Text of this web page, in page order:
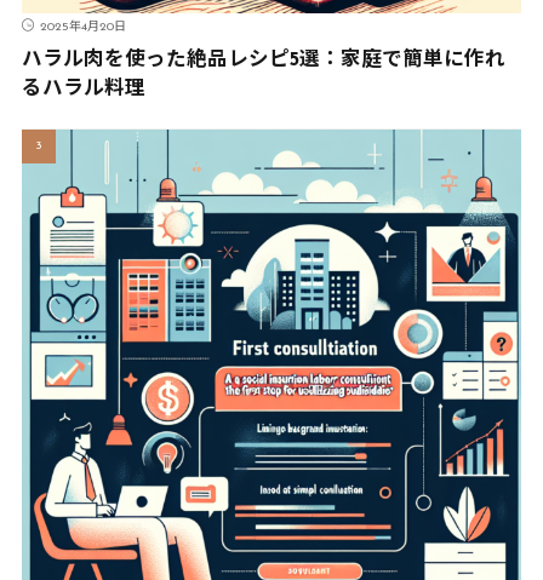
2025年4月20日
ハラル肉を使った絶品レシピ5選：家庭で簡単に作れ
るハラル料理